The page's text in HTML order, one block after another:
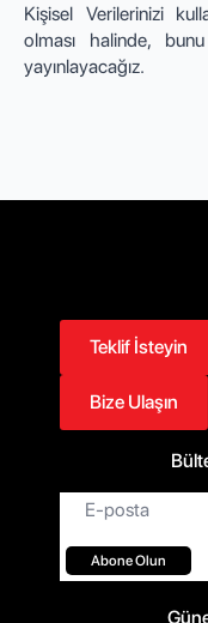
Kişisel Verilerinizi
olması halinde,
yayınlayacağız.
Teklif İsteyin
Bize Ulaşın
E-
posta*
Abone Olun